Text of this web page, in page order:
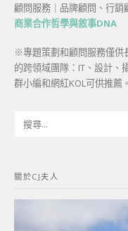
顧問服務｜品牌顧問、行銷
商業合作哲學與敘事DNA
※專題策劃和顧問服務僅供
的跨領域團隊：IT、設計、
群小編和網紅KOL可供推薦。
字:
關於CJ夫人